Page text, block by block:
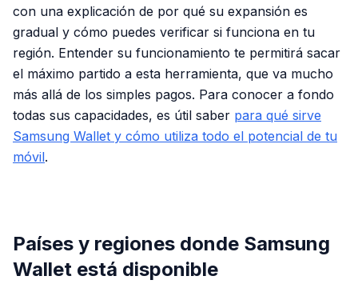
con una explicación de por qué su expansión es
gradual y cómo puedes verificar si funciona en tu
región. Entender su funcionamiento te permitirá sacar
el máximo partido a esta herramienta, que va mucho
más allá de los simples pagos. Para conocer a fondo
todas sus capacidades, es útil saber para qué sirve
Samsung Wallet y cómo utiliza todo el potencial de tu
móvil.
Países y regiones donde Samsung
Wallet está disponible